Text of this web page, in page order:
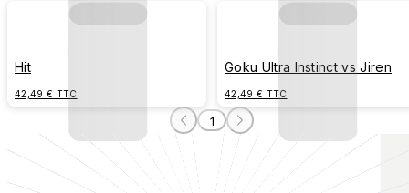
Hit
42,49 € TTC
Goku Ultra Instinct vs Jiren
42,49 € TTC
1